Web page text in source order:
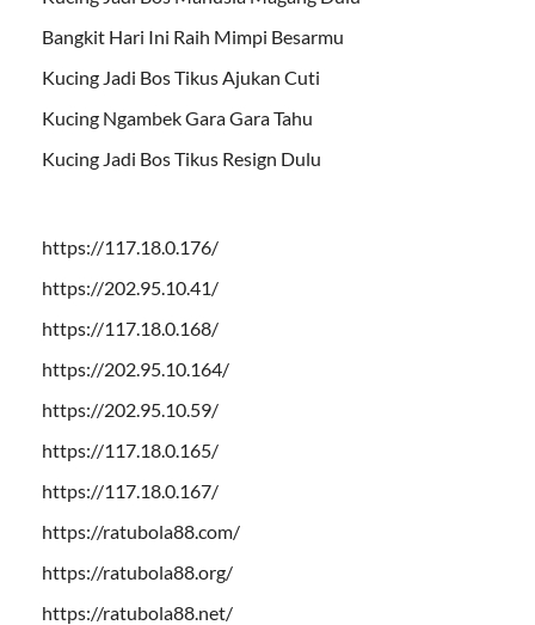
Bangkit Hari Ini Raih Mimpi Besarmu
Kucing Jadi Bos Tikus Ajukan Cuti
Kucing Ngambek Gara Gara Tahu
Kucing Jadi Bos Tikus Resign Dulu
https://117.18.0.176/
https://202.95.10.41/
https://117.18.0.168/
https://202.95.10.164/
https://202.95.10.59/
https://117.18.0.165/
https://117.18.0.167/
https://ratubola88.com/
https://ratubola88.org/
https://ratubola88.net/